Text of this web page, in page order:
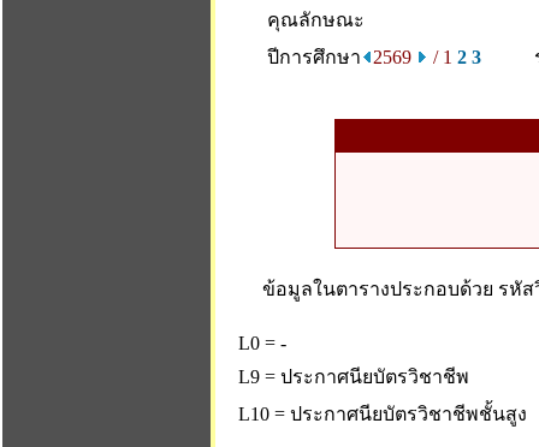
คุณลักษณะ
ปีการศึกษา
2569 / 1 2 3
ข้อมูลในตารางประกอบด้วย รหั
L0 = -
L9 = ประกาศนียบัตรวิชาชีพ
L10 = ประกาศนียบัตรวิชาชีพชั้นสูง